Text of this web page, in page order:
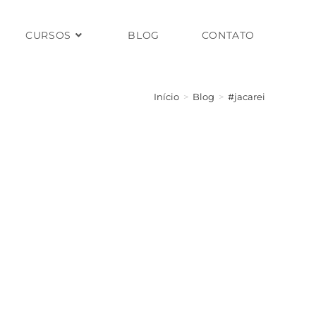
CURSOS BLOG CONTATO
Início > Blog > #jacarei